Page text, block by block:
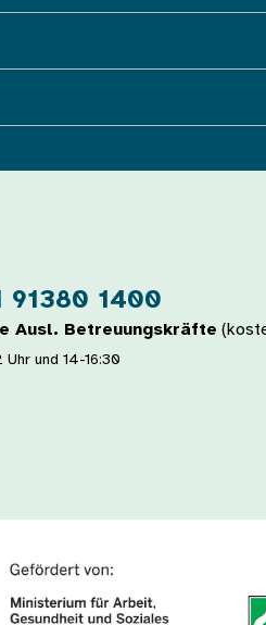
91380 1400
Ausl. Betreuungskräfte
Uhr und 14-16:30